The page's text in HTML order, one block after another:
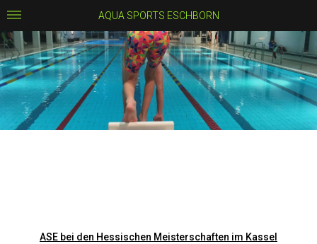
ASE bei den Hessischen Meisterschaften im Kassel
AQUA SPORTS ESCHBORN